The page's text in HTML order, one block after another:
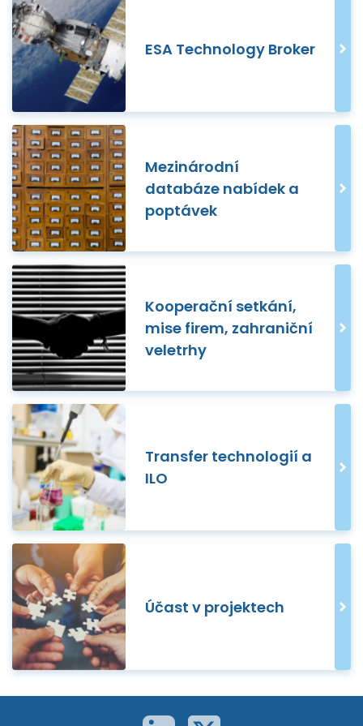
ESA Technology Broker
Mezinárodní
databáze nabídek a
poptávek
Kooperační setkání,
mise firem, zahraniční
veletrhy
Transfer technologií a
ILO
Účast v projektech